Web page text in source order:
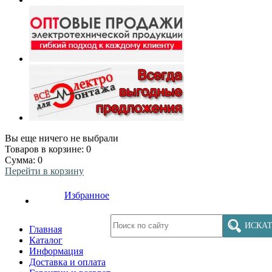
Вы еще ничего не выбрали
Товаров в корзине: 0
Сумма: 0
Перейти в корзину
Избранное
Главная
Каталог
Информация
Доставка и оплата